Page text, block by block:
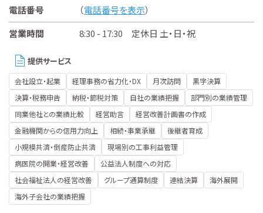
電話番号
（電話番号を表示）
営業時間
8:30 - 17:30 定休日 土・日・祝
提供サービス
会社設立・起業 経理事務の省力化・DX 月次訪問
黒字決算
決算・税務申告
納税・節税対策 自社の業績把握
部門別の業績管理
同業他社との業績比較
経営助言
経営改善計画書の作成
金融機関からの信用力向上
相続・事業承継
後継者育成
小規模共済・倒産防止共済
現場別の工事利益管理
病医院の開業・経営改善
公益法人制度への対応
社会福祉法人の経営改善
グループ通算制度 連結決算
海外展開
海外子会社の業績把握